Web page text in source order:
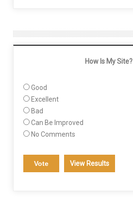
How Is My Site?
Good
Excellent
Bad
Can Be Improved
No Comments
View Results